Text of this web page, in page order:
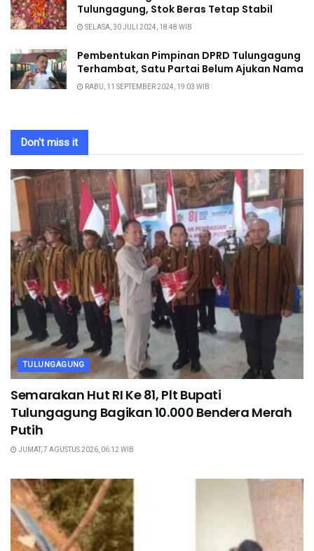
Tulungagung, Stok Beras Tetap Stabil
SELASA, 30 JULI 2024, 18:48 WIB
Pembentukan Pimpinan DPRD Tulungagung
Terhambat, Satu Partai Belum Ajukan Nama
RABU, 11 SEPTEMBER 2024, 19:03 WIB
Don't miss it
TULUNGAGUNG
Semarakan Hut RI Ke 81, Plt Bupati
Tulungagung Bagikan 10.000 Bendera Merah
Putih
JUMAT, 7 AGUSTUS 2026, 06:12 WIB